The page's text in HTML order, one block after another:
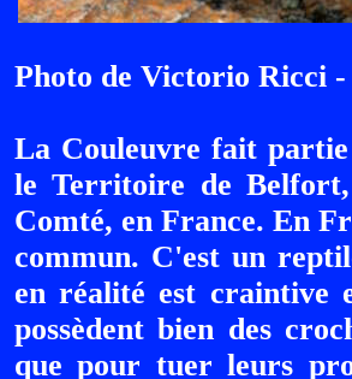
Photo de Victorio Ricci
La Couleuvre fait
le Territoire de Belfort,
Comté, en France. En
commun. C'est un
en réalité est craintive
possèdent bien des
que pour tuer leurs